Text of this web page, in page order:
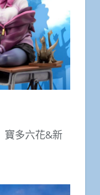
寶多六花&新